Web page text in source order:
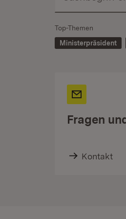
Top-Themen
Ministerpräsident
Fragen
Kontakt